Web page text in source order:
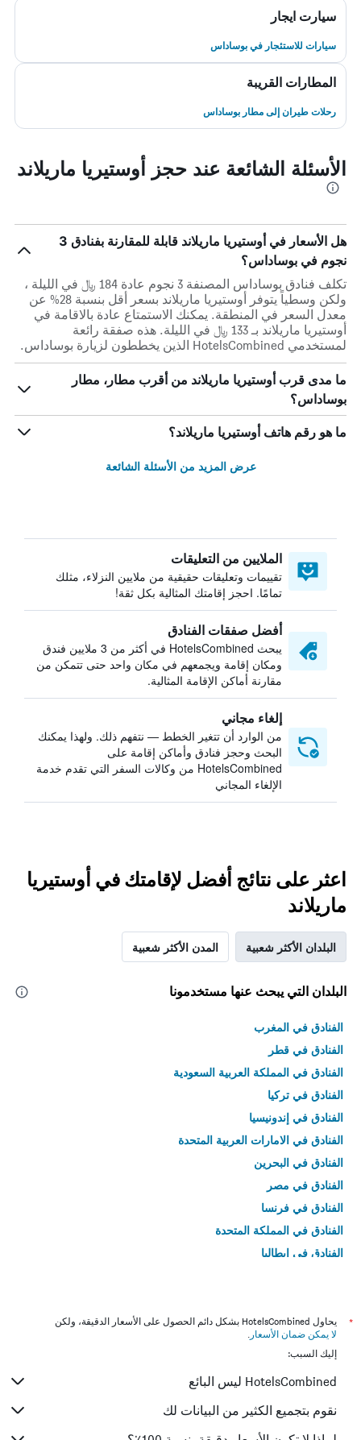
سيارت ايجار
سيارات للاستئجار في بوساداس
المطارات القريبة
رحلات طيران إلى مطار بوساداس
الأسئلة الشائعة عند حجز أوستيريا ماريلاند
هل الأسعار في أوستيريا ماريلاند قابلة للمقارنة بفنادق 3
نجوم في بوساداس؟
تكلف فنادق بوساداس المصنفة 3 نجوم عادة 184 ﷼ في الليلة ،
ولكن وسطياً يتوفر أوستيريا ماريلاند بسعر أقل بنسبة 28% عن
معدل السعر في المنطقة. يمكنك الاستمتاع عادة بالاقامة في
أوستيريا ماريلاند بـ 133 ﷼ في الليلة. هذه صفقة رائعة
لمستخدمي HotelsCombined الذين يخططون لزيارة بوساداس.
ما مدى قرب أوستيريا ماريلاند من أقرب مطار، مطار
بوساداس؟
ما هو رقم هاتف أوستيريا ماريلاند؟
عرض المزيد من الأسئلة الشائعة
الملايين من التعليقات
تقييمات وتعليقات حقيقية من ملايين النزلاء، مثلك
تمامًا. احجز إقامتك المثالية بكل ثقة!
أفضل صفقات الفنادق
يبحث HotelsCombined في أكثر من 3 ملايين فندق
ومكان إقامة ويجمعهم في مكان واحد حتى تتمكن من
مقارنة أماكن الإقامة المثالية.
إلغاء مجاني
من الوارد أن تتغير الخطط — نتفهم ذلك. ولهذا يمكنك
البحث وحجز فنادق وأماكن إقامة على
HotelsCombined من وكالات السفر التي تقدم خدمة
الإلغاء المجاني
اعثر على نتائج أفضل لإقامتك في أوستيريا
ماريلاند
البلدان الأكثر شعبية المدن الأكثر شعبية
البلدان التي يبحث عنها مستخدمونا
الفنادق في المغرب
الفنادق في قطر
الفنادق في المملكة العربية السعودية
الفنادق في تركيا
الفنادق في إندونيسيا
الفنادق في الامارات العربية المتحدة
الفنادق في البحرين
الفنادق في مصر
الفنادق في فرنسا
الفنادق في المملكة المتحدة
الفنادق في إيطاليا
*
يحاول HotelsCombined بشكل دائم الحصول على الأسعار الدقيقة، ولكن
لا يمكن ضمان الأسعار .
إليك السبب:
HotelsCombined ليس البائع
نقوم بتجميع الكثير من البيانات لك